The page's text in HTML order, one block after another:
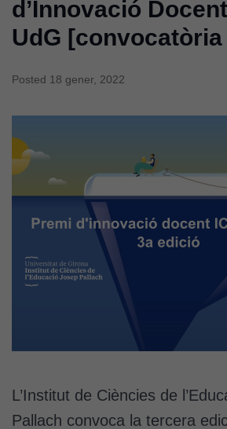
d’Innovació
UdG
Posted 18 gener, 2022
L’Institut de Ciències de
Pallach convoca la tercera